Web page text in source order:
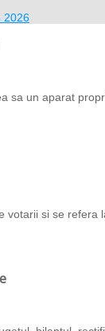
2026
sa un aparat
votarii si se refera